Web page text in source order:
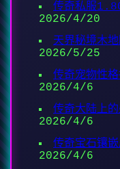
传奇私服
2026/4/20
天界秘境木
2026/5/25
传奇宠物性
2026/4/6
传奇大陆上
2026/4/6
传奇宝石镶
2026/4/6